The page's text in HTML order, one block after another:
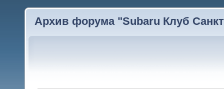
Архив форума "Subaru Клуб